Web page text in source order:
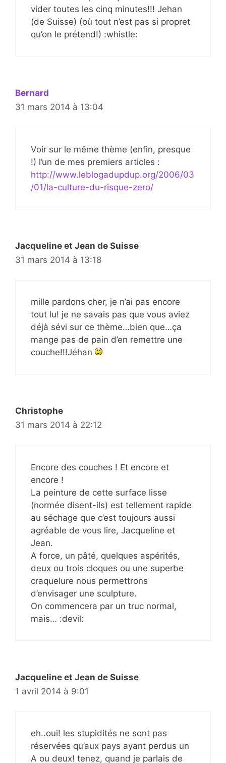
vider toutes les cinq minutes!!! Jehan
(de Suisse) (où tout n’est pas si propret
qu’on le prétend!) :whistle:
Bernard
31 mars 2014 à 13:04
Voir sur le même thème (enfin, presque
!) l’un de mes premiers articles :
http://www.leblogadupdup.org/2006/03
/01/la-culture-du-risque-zero/
Jacqueline et Jean de Suisse
31 mars 2014 à 13:18
mille pardons cher, je n’ai pas encore
tout lu! je ne savais pas que vous aviez
déjà sévi sur ce thème…bien que…ça
mange pas de pain d’en remettre une
couche!!!Jéhan
Christophe
31 mars 2014 à 22:12
Encore des couches ! Et encore et
encore !
La peinture de cette surface lisse
(normée disent-ils) est tellement rapide
au séchage que c’est toujours aussi
agréable de vous lire, Jacqueline et
Jean.
A force, un pâté, quelques aspérités,
deux ou trois cloques ou une superbe
craquelure nous permettrons
d’envisager une sculpture.
On commencera par un truc normal,
mais… :devil:
Jacqueline et Jean de Suisse
1 avril 2014 à 9:01
eh..oui! les stupidités ne sont pas
réservées qu’aux pays ayant perdus un
A ou deux! tenez, quand je parlais de